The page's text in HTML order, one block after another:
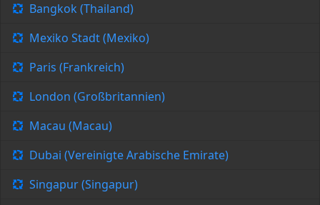
Bangkok (Thailand)
Mexiko Stadt (Mexiko)
Paris (Frankreich)
London (Großbritannien)
Macau (Macau)
Dubai (Vereinigte Arabische Emirate)
Singapur (Singapur)